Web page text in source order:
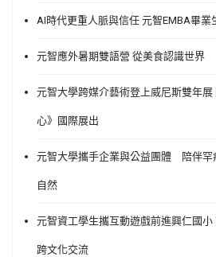
AI時代更重人脈與信任 元智EMBA畢業
元智應外暑期雙語營 從美食認識世界
元智大學跨媒介藝術登上威尼斯雙年展
心》國際展出
元智大學攜手企業與公益團體 陪伴罕
自然
元智資工學生攜互動遊戲前進興仁國小
跨文化交流